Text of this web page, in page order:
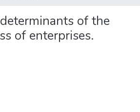
of the
of enterprises.